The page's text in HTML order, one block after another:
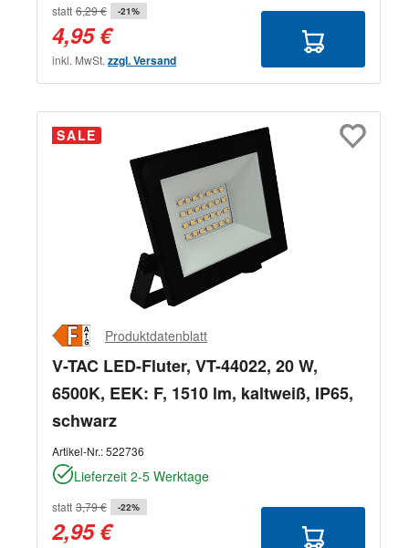
statt 6,29 € -21%
4,95 €
inkl. MwSt. zzgl. Versand
SALE
Produktdatenblatt
V-TAC LED-Fluter, VT-44022, 20 W,
6500K, EEK: F, 1510 lm, kaltweiß, IP65,
schwarz
Artikel-Nr.:522736
Lieferzeit 2-5 Werktage
statt 3,79 € -22%
2,95 €